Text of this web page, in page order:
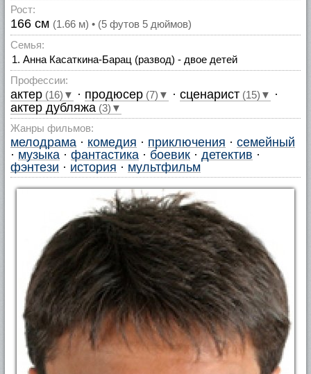
Рост:
166 см (1.66 м) • (5 футов 5 дюймов)
Семья:
Анна Касаткина-Барац (развод) - двое детей
Профессии:
актер (16)▼ · продюсер (7)▼ · сценарист (15)▼ ·
актер дубляжа (3)▼
Жанры фильмов:
мелодрама · комедия · приключения · семейный
· музыка · фантастика · боевик · детектив ·
фэнтези · история · мультфильм